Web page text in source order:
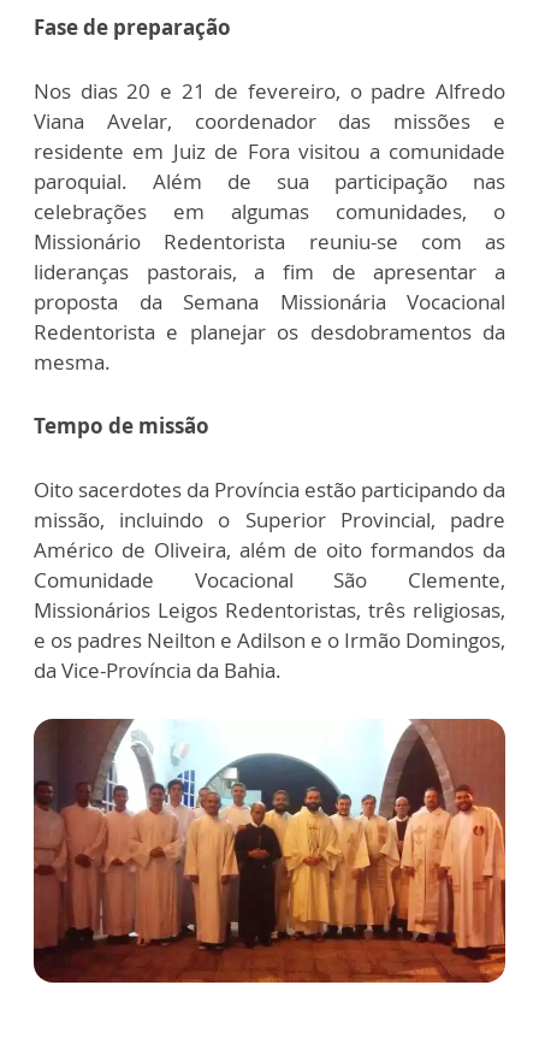
Fase de preparação
Nos dias 20 e 21 de fevereiro, o padre Alfredo
Viana Avelar, coordenador das missões e
residente em Juiz de Fora visitou a comunidade
paroquial. Além de sua participação nas
celebrações em algumas comunidades, o
Missionário Redentorista reuniu-se com as
lideranças pastorais, a fim de apresentar a
proposta da Semana Missionária Vocacional
Redentorista e planejar os desdobramentos da
mesma.
Tempo de missão
Oito sacerdotes da Província estão participando da
missão, incluindo o Superior Provincial, padre
Américo de Oliveira, além de oito formandos da
Comunidade Vocacional São Clemente,
Missionários Leigos Redentoristas, três religiosas,
e os padres Neilton e Adilson e o Irmão Domingos,
da Vice-Província da Bahia.